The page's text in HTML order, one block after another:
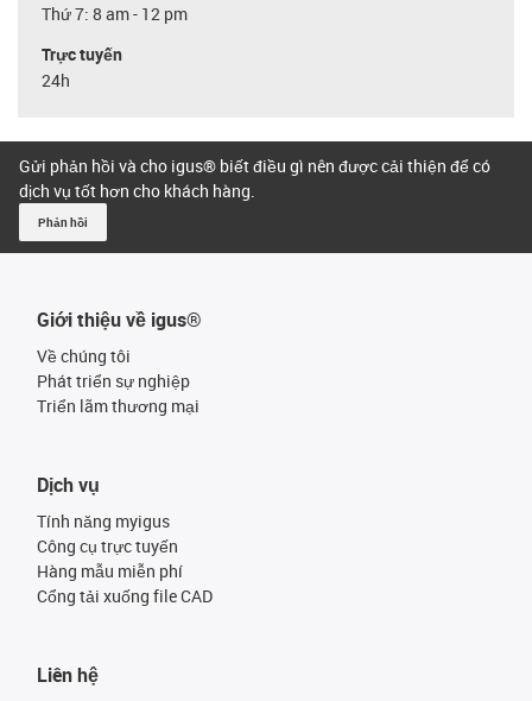
Thứ 7: 8 am - 12 pm
Trực tuyến
24h
Gửi phản hồi và cho igus® biết điều gì nên được cải thiện để có
dịch vụ tốt hơn cho khách hàng.
Phản hồi
Giới thiệu về igus®
Về chúng tôi
Phát triển sự nghiệp
Triển lãm thương mại
Dịch vụ
Tính năng myigus
Công cụ trực tuyến
Hàng mẫu miễn phí
Cổng tải xuống file CAD
Liên hệ